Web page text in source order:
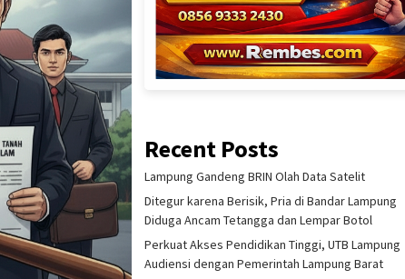
Recent Posts
Lampung Gandeng BRIN Olah Data Satelit
Ditegur karena Berisik, Pria di Bandar Lampung
Diduga Ancam Tetangga dan Lempar Botol
Perkuat Akses Pendidikan Tinggi, UTB Lampung
Audiensi dengan Pemerintah Lampung Barat